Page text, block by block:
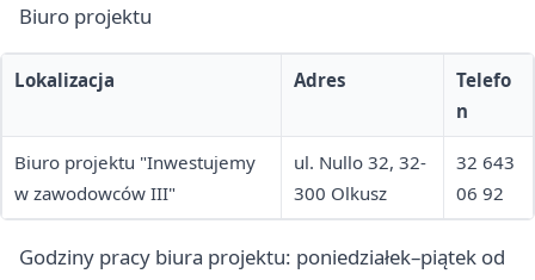
Biuro projektu
Lokalizacja Adres
Telefo
n
Biuro projektu "Inwestujemy
w zawodowców III"
ul. Nullo 32, 32-
300 Olkusz
32 643
06 92
Godziny pracy biura projektu: poniedziałek–piątek od